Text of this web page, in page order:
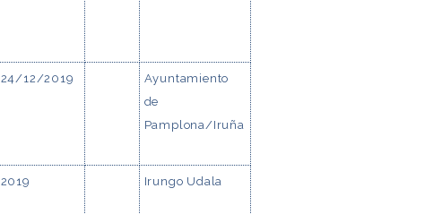
24/12/2019
Ayuntamiento
de
Pamplona/Iruña
2019 Irungo Udala